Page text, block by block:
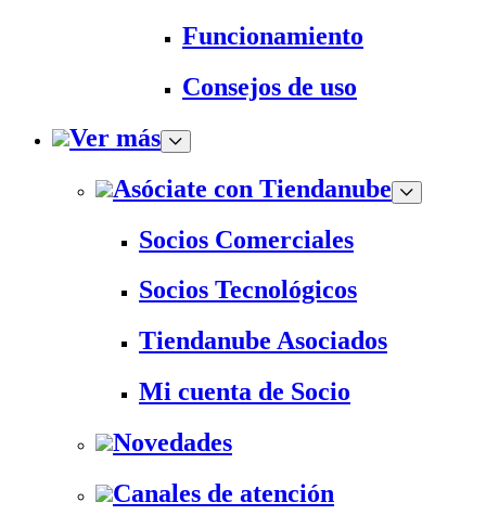
Funcionamiento
Consejos de uso
Ver más
Asóciate con Tiendanube
Socios Comerciales
Socios Tecnológicos
Tiendanube Asociados
Mi cuenta de Socio
Novedades
Canales de atención